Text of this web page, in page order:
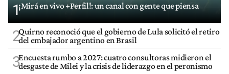
1¡Mirá en vivo +Perfil!: un canal con gente que piensa
2Quirno reconoció que el gobierno de Lula solicitó el retiro
del embajador argentino en Brasil
3Encuesta rumbo a 2027: cuatro consultoras midieron el
desgaste de Milei y la crisis de liderazgo en el peronismo